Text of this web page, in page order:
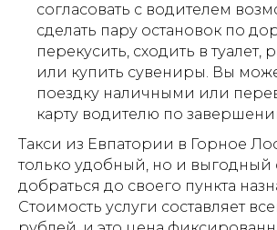
согласовать с водителем
сделать пару остановок по
перекусить, сходить в туалет,
или купить сувениры. Вы
поездку наличными или
карту водителю по
Такси из Евпатории в Горное
только удобный, но и выгодный
добраться до своего пункта
Стоимость услуги составляет